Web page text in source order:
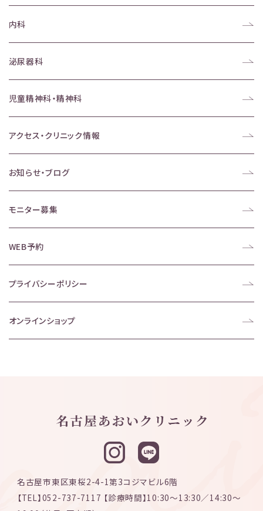
内科
泌尿器科
児童精神科・精神科
アクセス・クリニック情報
お知らせ・ブログ
モニター募集
WEB予約
プライバシーポリシー
オンラインショップ
名古屋市東区東桜2-4-1第3コジマビル6階
【TEL】052-737-7117 【診療時間】10:30〜13:30／14:30〜